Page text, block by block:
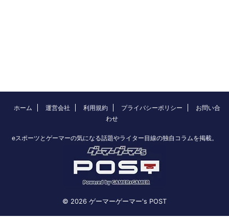
ホーム 運営会社 利用規約 プライバシーポリシー
お問い合
わせ
eスポーツとゲーマーの気になる話題やライター目線の独自コラムを掲載。
© 2026 ゲーマーゲーマー's POST